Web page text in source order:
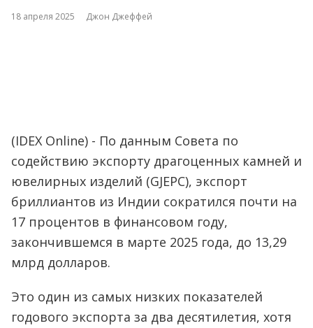
18 апреля 2025 Джон Джеффей
(IDEX Online) - По данным Совета по
содействию экспорту драгоценных камней и
ювелирных изделий (GJEPC), экспорт
бриллиантов из Индии сократился почти на
17 процентов в финансовом году,
закончившемся в марте 2025 года, до 13,29
млрд долларов.
Это один из самых низких показателей
годового экспорта за два десятилетия, хотя